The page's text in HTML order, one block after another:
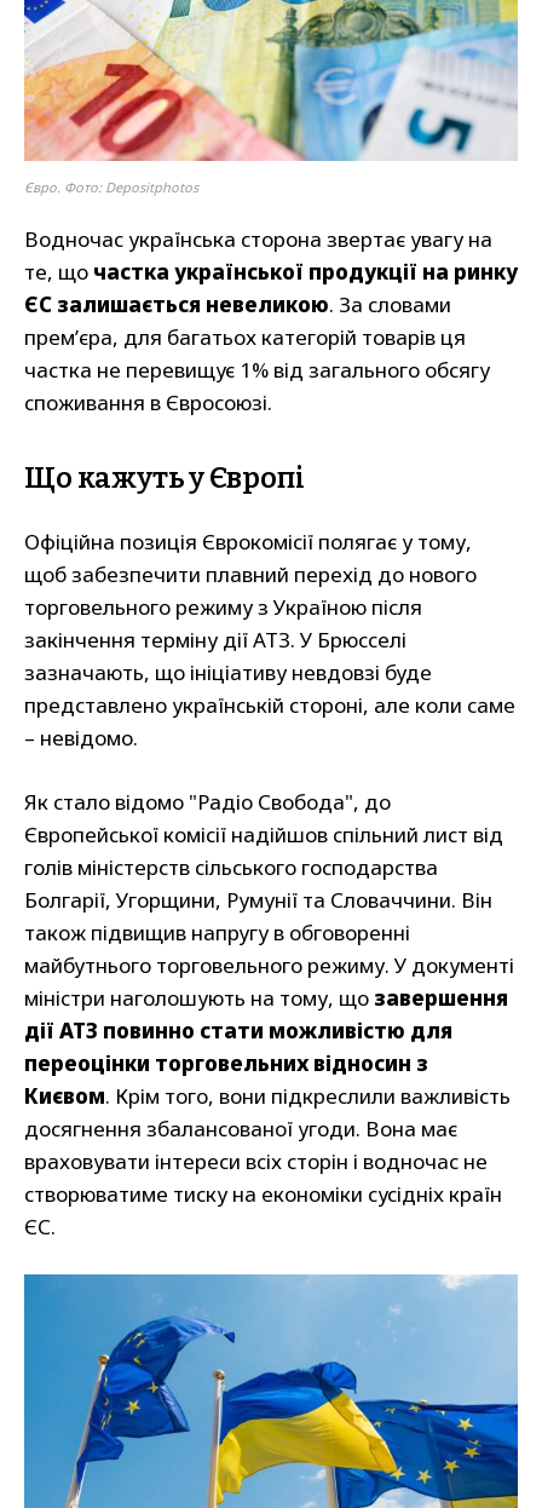
Євро. Фото: Depositphotos
Водночас українська сторона звертає увагу на
те, що частка української продукції на ринку
ЄС залишається невеликою. За словами
прем’єра, для багатьох категорій товарів ця
частка не перевищує 1% від загального обсягу
споживання в Євросоюзі.
Що кажуть у Європі
Офіційна позиція Єврокомісії полягає у тому,
щоб забезпечити плавний перехід до нового
торговельного режиму з Україною після
закінчення терміну дії АТЗ. У Брюсселі
зазначають, що ініціативу невдовзі буде
представлено українській стороні, але коли саме
– невідомо.
Як стало відомо "Радіо Свобода", до
Європейської комісії надійшов спільний лист від
голів міністерств сільського господарства
Болгарії, Угорщини, Румунії та Словаччини. Він
також підвищив напругу в обговоренні
майбутнього торговельного режиму. У документі
міністри наголошують на тому, що завершення
дії АТЗ повинно стати можливістю для
переоцінки торговельних відносин з
Києвом. Крім того, вони підкреслили важливість
досягнення збалансованої угоди. Вона має
враховувати інтереси всіх сторін і водночас не
створюватиме тиску на економіки сусідніх країн
ЄС.